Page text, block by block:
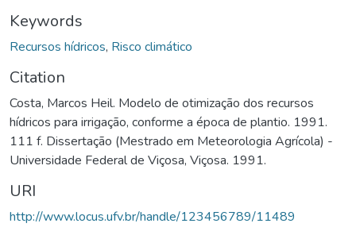
Keywords
Recursos hídricos, Risco climático
Citation
Costa, Marcos Heil. Modelo de otimização dos recursos
hídricos para irrigação, conforme a época de plantio. 1991.
111 f. Dissertação (Mestrado em Meteorologia Agrícola) -
Universidade Federal de Viçosa, Viçosa. 1991.
URI
http://www.locus.ufv.br/handle/123456789/11489